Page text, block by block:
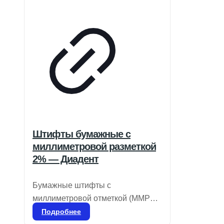
Штифты бумажные с
миллиметровой разметкой
2% — Диадент
Бумажные штифты с
миллиметровой отметкой (MMPP)
предназначены для
Подробнее